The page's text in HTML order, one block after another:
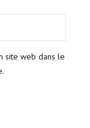
site web dans le